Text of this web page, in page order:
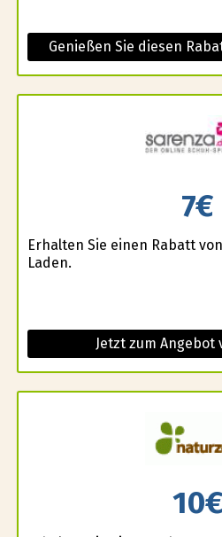
Genießen Sie diesen
7€
Erhalten Sie einen Rabatt
Laden.
Jetzt zum Angebot
10€